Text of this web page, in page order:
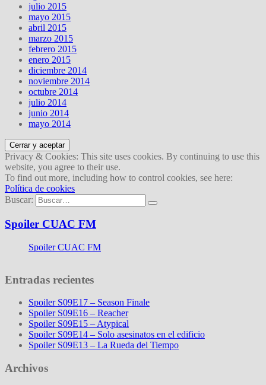
julio 2015
mayo 2015
abril 2015
marzo 2015
febrero 2015
enero 2015
diciembre 2014
noviembre 2014
octubre 2014
julio 2014
junio 2014
mayo 2014
Privacy & Cookies: This site uses cookies. By continuing to use this
website, you agree to their use.
To find out more, including how to control cookies, see here:
Política de cookies
Buscar:
Spoiler CUAC FM
Spoiler CUAC FM
Entradas recientes
Spoiler S09E17 – Season Finale
Spoiler S09E16 – Reacher
Spoiler S09E15 – Atypical
Spoiler S09E14 – Solo asesinatos en el edificio
Spoiler S09E13 – La Rueda del Tiempo
Archivos